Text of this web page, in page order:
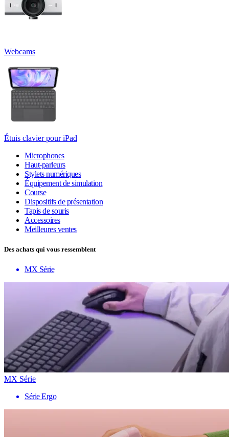
Webcams
Étuis clavier pour iPad
Microphones
Haut-parleurs
Stylets numériques
Équipement de simulation
Course
Dispositifs de présentation
Tapis de souris
Accessoires
Meilleures ventes
Des achats qui vous ressemblent
MX Série
MX Série
Série Ergo